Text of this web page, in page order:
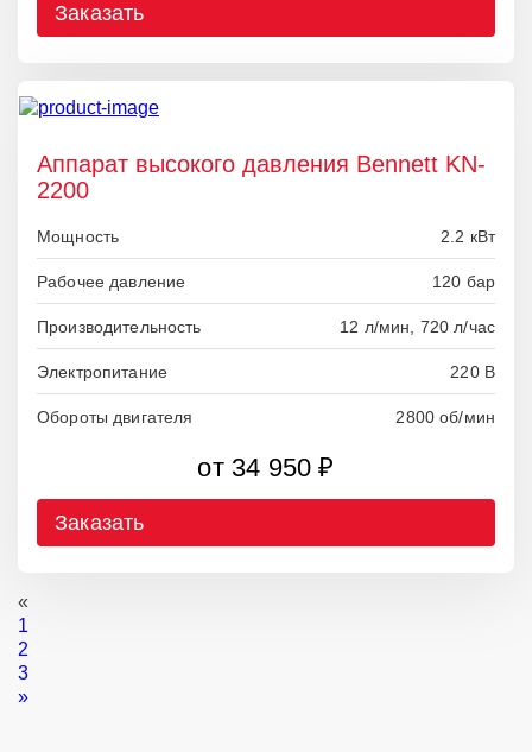
Заказать
Аппарат высокого давления Bennett KN-
2200
Мощность 2.2 кВт
Рабочее давление 120 бар
Производительность 12 л/мин, 720 л/час
Электропитание 220 В
Обороты двигателя 2800 об/мин
от 34 950 ₽
Заказать
«
1
2
3
»